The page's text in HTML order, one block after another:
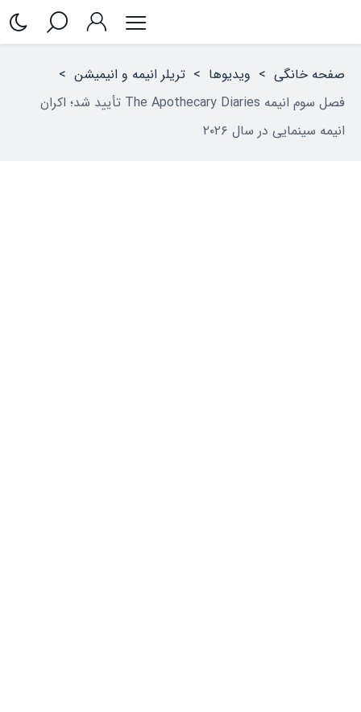
صفحه خانگی > ویدیوها > تریلر انیمه‌ و انیمیشن >
فصل سوم انیمه The Apothecary Diaries تأیید شد؛ اکران
انیمه سینمایی در سال ۲۰۲۶